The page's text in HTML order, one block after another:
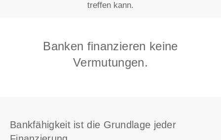
Begleitung
Über uns
treffen kann.
Banken finanzieren keine
Vermutungen.
Bankfähigkeit ist die Grundlage jeder